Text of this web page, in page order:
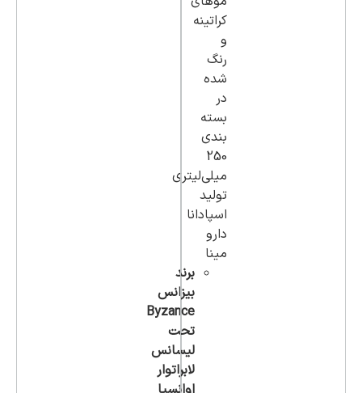
کراتینه
و
رنگ
شده
در
بسته
بندی
250
میلی‌لیتری
تولید
اسپادانا
دارو
مینا
برند
بیزانس
Byzance
تحت
لیسانس
لابراتوار